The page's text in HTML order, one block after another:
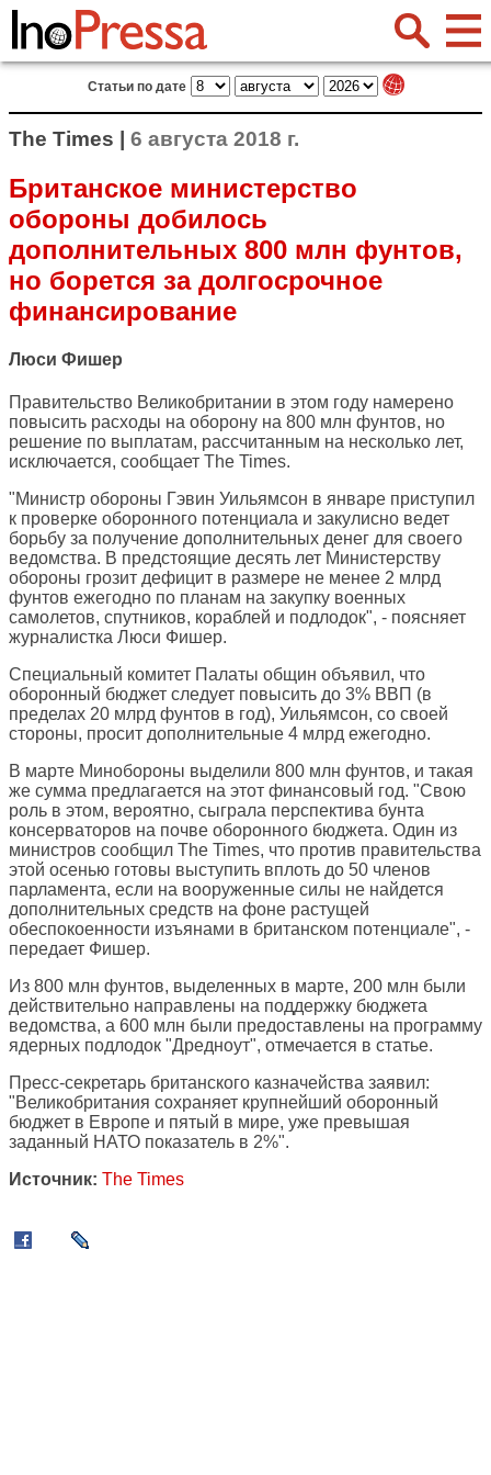
Статьи по дате
The Times | 6 августа 2018 г.
Британское министерство
обороны добилось
дополнительных 800 млн фунтов,
но борется за долгосрочное
финансирование
Люси Фишер
Правительство Великобритании в этом году намерено
повысить расходы на оборону на 800 млн фунтов, но
решение по выплатам, рассчитанным на несколько лет,
исключается, сообщает The Times.
"Министр обороны Гэвин Уильямсон в январе приступил
к проверке оборонного потенциала и закулисно ведет
борьбу за получение дополнительных денег для своего
ведомства. В предстоящие десять лет Министерству
обороны грозит дефицит в размере не менее 2 млрд
фунтов ежегодно по планам на закупку военных
самолетов, спутников, кораблей и подлодок", - поясняет
журналистка Люси Фишер.
Специальный комитет Палаты общин объявил, что
оборонный бюджет следует повысить до 3% ВВП (в
пределах 20 млрд фунтов в год), Уильямсон, со своей
стороны, просит дополнительные 4 млрд ежегодно.
В марте Минобороны выделили 800 млн фунтов, и такая
же сумма предлагается на этот финансовый год. "Свою
роль в этом, вероятно, сыграла перспектива бунта
консерваторов на почве оборонного бюджета. Один из
министров сообщил The Times, что против правительства
этой осенью готовы выступить вплоть до 50 членов
парламента, если на вооруженные силы не найдется
дополнительных средств на фоне растущей
обеспокоенности изъянами в британском потенциале", -
передает Фишер.
Из 800 млн фунтов, выделенных в марте, 200 млн были
действительно направлены на поддержку бюджета
ведомства, а 600 млн были предоставлены на программу
ядерных подлодок "Дредноут", отмечается в статье.
Пресс-секретарь британского казначейства заявил:
"Великобритания сохраняет крупнейший оборонный
бюджет в Европе и пятый в мире, уже превышая
заданный НАТО показатель в 2%".
Источник: The Times